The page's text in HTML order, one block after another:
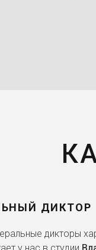
ДИКТОР
дикторы
у нас в студии